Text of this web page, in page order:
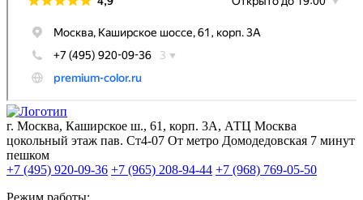
г. Москва, Каширское ш., 61, корп. 3А, АТЦ Москва
цокольный этаж пав. Ст4-07 От метро Домодедовская 7 минут
пешком
+7 (495) 920-09-36 +7 (965) 208-94-44 +7 (968) 769-05-50
Режим работы: